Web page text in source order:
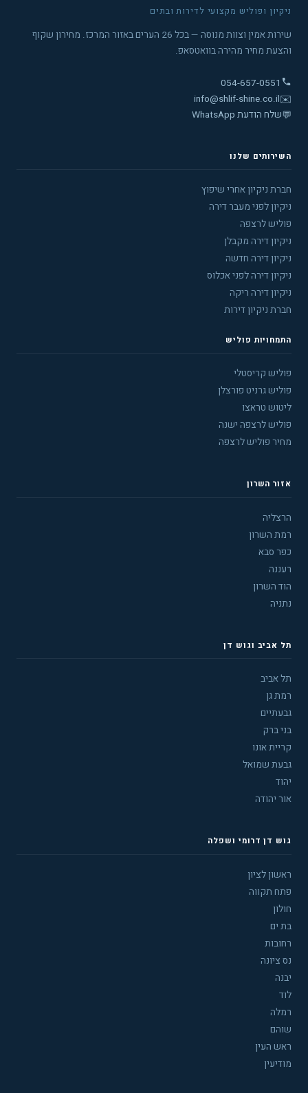
ניקיון ופוליש מקצועי לדירות ובתים
שירות אמין וצוות מנוסה — בכל 26 הערים באזור המרכז. מחירון שקוף
והצעת מחיר מהירה בוואטסאפ.
054-657-0551
✉️
info@shlif-shine.co.il
💬שלח הודעת WhatsApp
השירותים שלנו
חברת ניקיון אחרי שיפוץ
ניקיון לפני מעבר דירה
פוליש לרצפה
ניקיון דירה מקבלן
ניקיון דירה חדשה
ניקיון דירה לפני אכלוס
ניקיון דירה ריקה
חברת ניקיון דירות
התמחויות פוליש
פוליש קריסטלי
פוליש גרניט פורצלן
ליטוש טראצו
פוליש לרצפה ישנה
מחיר פוליש לרצפה
אזור השרון
הרצליה
רמת השרון
כפר סבא
רעננה
הוד השרון
נתניה
תל אביב וגוש דן
תל אביב
רמת גן
גבעתיים
בני ברק
קריית אונו
גבעת שמואל
יהוד
אור יהודה
גוש דן דרומי ושפלה
ראשון לציון
פתח תקווה
חולון
בת ים
רחובות
נס ציונה
יבנה
לוד
רמלה
שוהם
ראש העין
מודיעין